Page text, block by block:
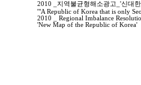
2010 _지역불균형해소광고_'신대
'"A Republic of Korea that is only
2010 _ Regional Imbalance
'New Map of the Republic of Korea'